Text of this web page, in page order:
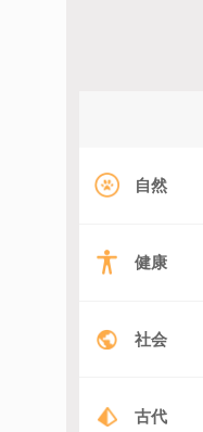
自然
健康
社会
古代